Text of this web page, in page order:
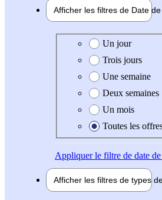
Afficher les filtres de Date
Date de création de l'offre
Un jour
Trois jours
Une semaine
Deux semaines
Un mois
Toutes les
Appliquerle filtre de date
Afficher les filtres de types